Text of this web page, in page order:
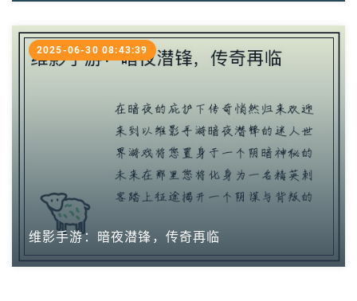
维影手游：暗夜潜锋，传奇再临
2025-06-30 08:43:39